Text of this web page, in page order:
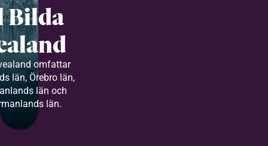
Bilda
omfattar
län, Örebro län,
län och
län.